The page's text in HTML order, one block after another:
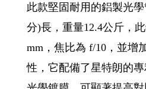
此款堅固耐用的鋁製光
分)長，重量12.4公斤，
mm，焦比為 f/10，並增
性，它配備了星特朗的